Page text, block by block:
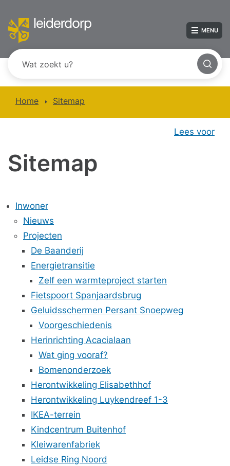
MENU
Home Sitemap
Lees voor
Sitemap
Inwoner
Nieuws
Projecten
De Baanderij
Energietransitie
Zelf een warmteproject starten
Fietspoort Spanjaardsbrug
Geluidsschermen Persant Snoepweg
Voorgeschiedenis
Herinrichting Acacialaan
Wat ging vooraf?
Bomenonderzoek
Herontwikkeling Elisabethhof
Herontwikkeling Luykendreef 1-3
IKEA-terrein
Kindcentrum Buitenhof
Kleiwarenfabriek
Leidse Ring Noord